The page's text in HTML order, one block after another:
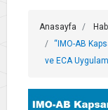
Anasayfa
“IMO-AB
ve ECA